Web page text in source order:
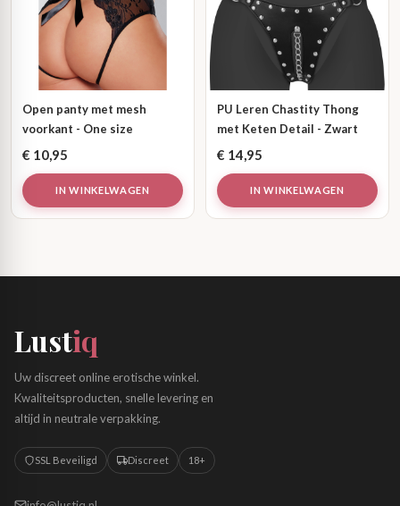
Open panty met mesh
voorkant - One size
€ 10,95
IN WINKELWAGEN
PU Leren Chastity Thong
met Keten Detail - Zwart
€ 14,95
IN WINKELWAGEN
Lustiq
Uw discreet online erotische winkel.
Kwaliteitsproducten, snelle levering en
altijd in neutrale verpakking.
SSL Beveiligd Discreet 18+